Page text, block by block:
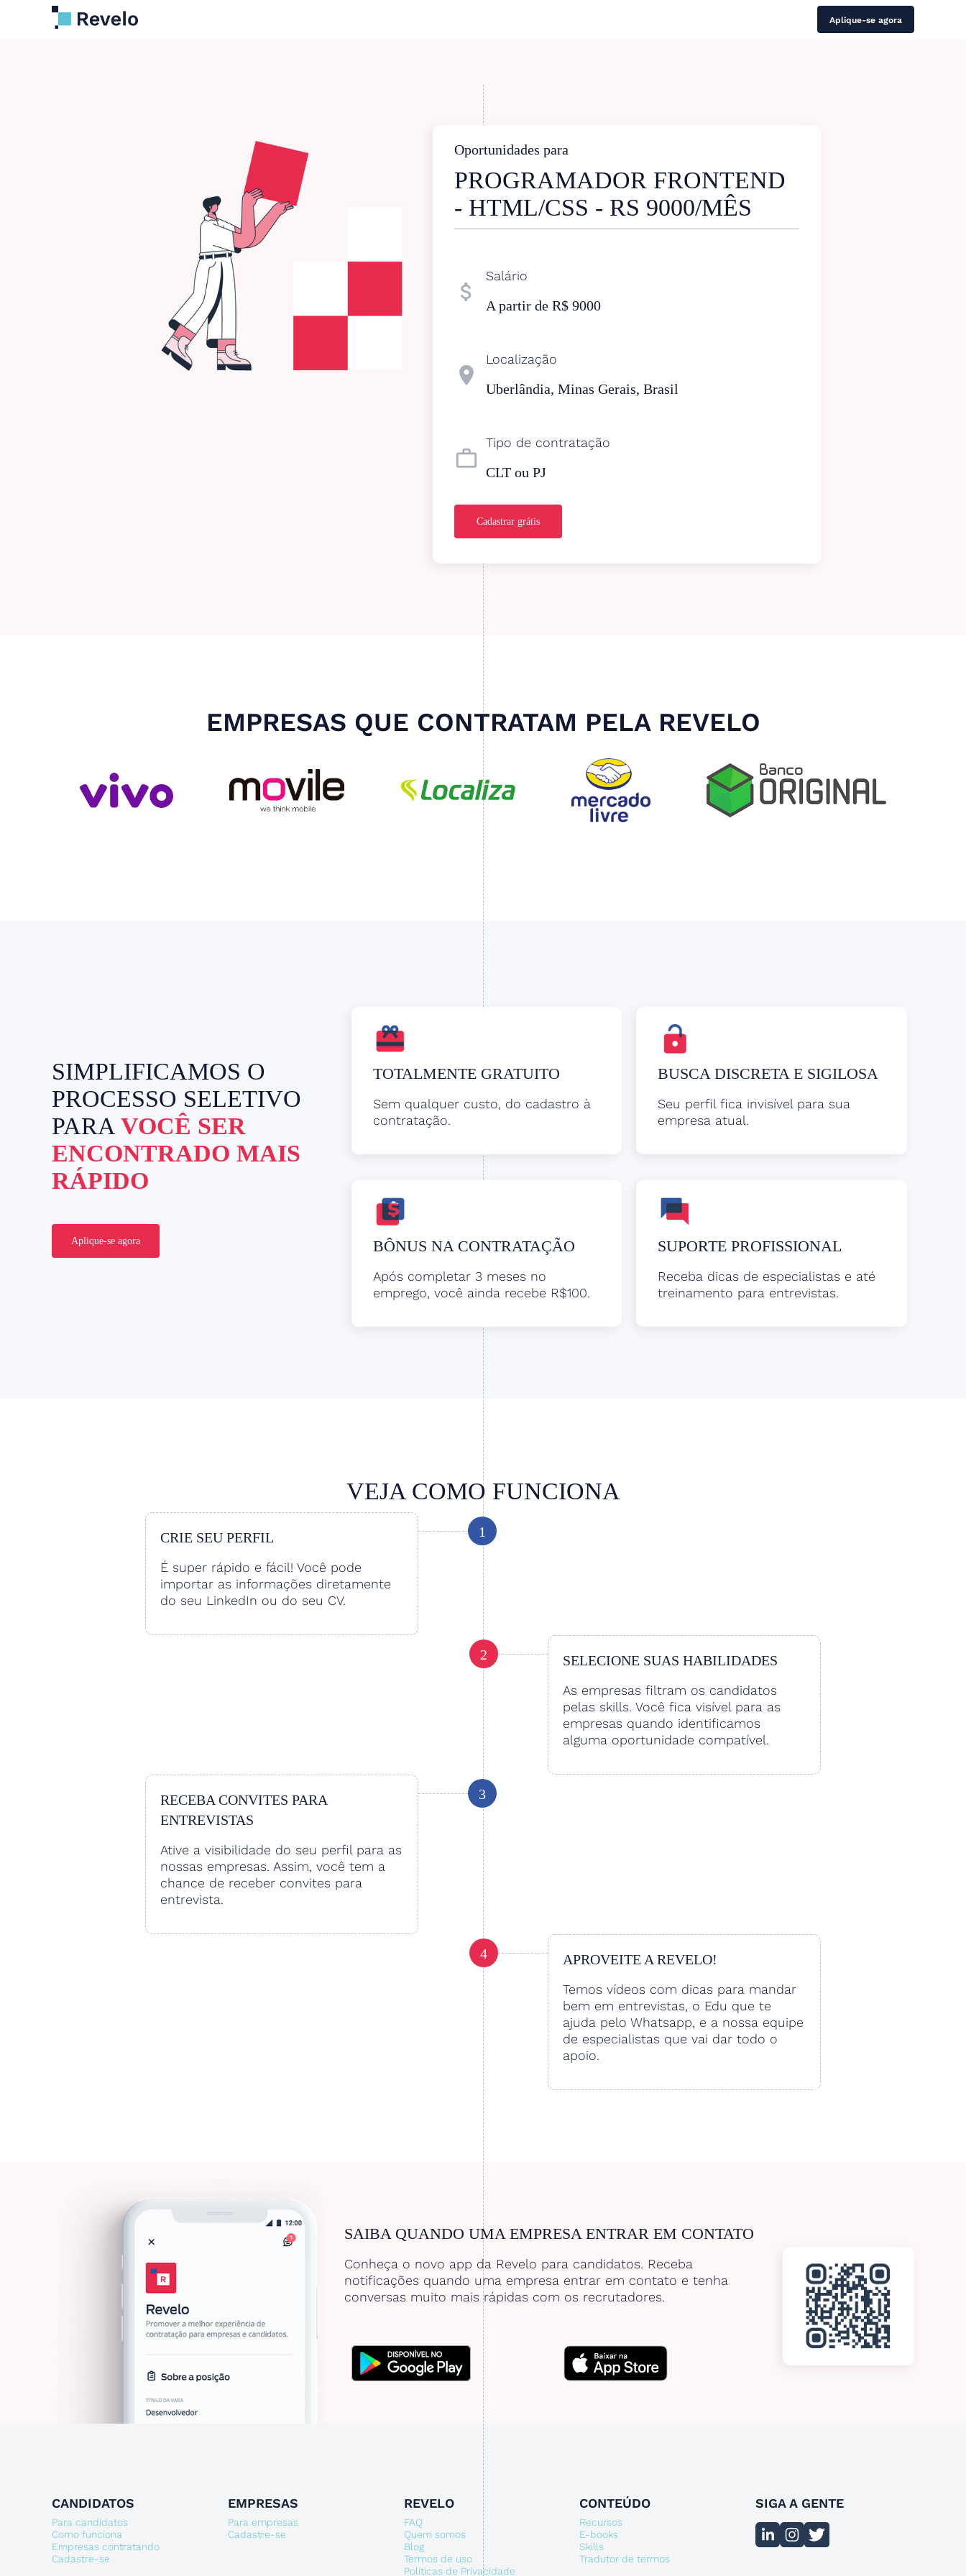
Aplique-se agora
Oportunidades para
PROGRAMADOR FRONTEND
- HTML/CSS - RS 9000/MÊS
attach_money
Salário
A partir de R$ 9000
location_on
Localização
Uberlândia, Minas Gerais, Brasil
work_outline
Tipo de contratação
CLT ou PJ
Cadastrar grátis
EMPRESAS QUE CONTRATAM PELA REVELO
SIMPLIFICAMOS O
PROCESSO SELETIVO
PARA VOCÊ SER
ENCONTRADO MAIS
RÁPIDO
Aplique-se agora
TOTALMENTE GRATUITO
Sem qualquer custo, do cadastro à
contratação.
BUSCA DISCRETA E SIGILOSA
Seu perfil fica invisível para sua
empresa atual.
BÔNUS NA CONTRATAÇÃO
Após completar 3 meses no
emprego, você ainda recebe R$100.
SUPORTE PROFISSIONAL
Receba dicas de especialistas e até
treinamento para entrevistas.
VEJA COMO FUNCIONA
1
CRIE SEU PERFIL
É super rápido e fácil! Você pode
importar as informações diretamente
do seu LinkedIn ou do seu CV.
2 SELECIONE SUAS HABILIDADES
As empresas filtram os candidatos
pelas skills. Você fica visível para as
empresas quando identificamos
alguma oportunidade compatível.
3
RECEBA CONVITES PARA
ENTREVISTAS
Ative a visibilidade do seu perfil para as
nossas empresas. Assim, você tem a
chance de receber convites para
entrevista.
4 APROVEITE A REVELO!
Temos vídeos com dicas para mandar
bem em entrevistas, o Edu que te
ajuda pelo Whatsapp, e a nossa equipe
de especialistas que vai dar todo o
apoio.
SAIBA QUANDO UMA EMPRESA ENTRAR EM CONTATO
Conheça o novo app da Revelo para candidatos. Receba
notificações quando uma empresa entrar em contato e tenha
conversas muito mais rápidas com os recrutadores.
CANDIDATOS
Para candidatos
Como funciona
Empresas contratando
Cadastre-se
EMPRESAS
Para empresas
Cadastre-se
REVELO
FAQ
Quem somos
Blog
Termos de uso
Políticas de Privacidade
CONTEÚDO
Recursos
E-books
Skills
Tradutor de termos
SIGA A GENTE